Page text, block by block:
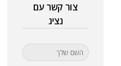
צור קשר עם
נציג